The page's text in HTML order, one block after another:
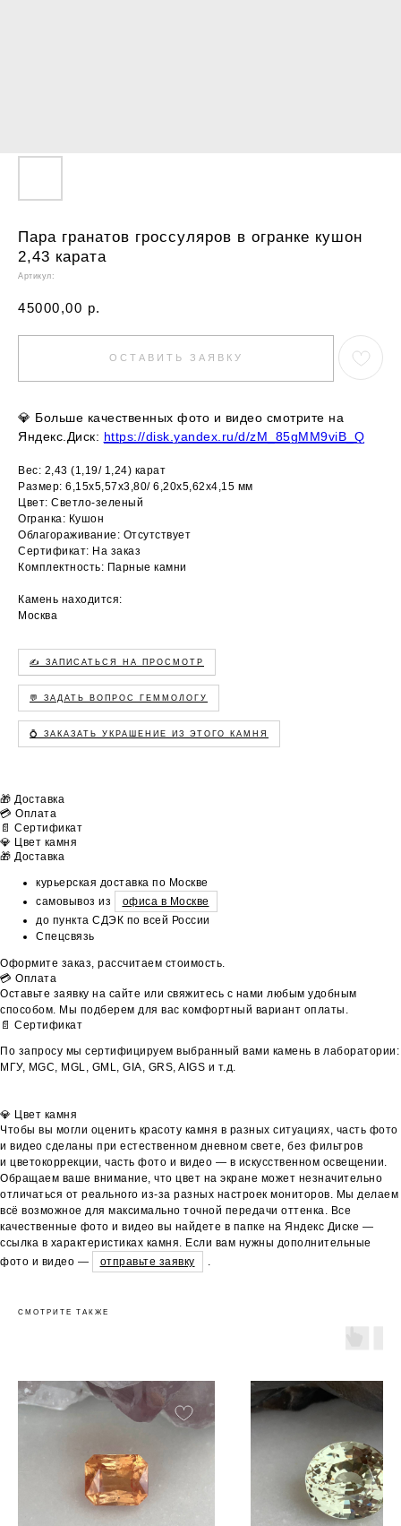
Пара гранатов гроссуляров в огранке кушон
2,43 карата
Артикул:
45000,00 р.
ОСТАВИТЬ ЗАЯВКУ
💎 Больше качественных фото и видео смотрите на
Яндекс.Диск: https://disk.yandex.ru/d/zM_85gMM9viB_Q
Вес: 2,43 (1,19/ 1,24) карат
Размер: 6,15х5,57х3,80/ 6,20х5,62х4,15 мм
Цвет: Светло-зеленый
Огранка: Кушон
Облагораживание: Отсутствует
Сертификат: На заказ
Комплектность: Парные камни
Камень находится:
Москва
✍️ ЗАПИСАТЬСЯ НА ПРОСМОТР
💬 ЗАДАТЬ ВОПРОС ГЕММОЛОГУ
💍 ЗАКАЗАТЬ УКРАШЕНИЕ ИЗ ЭТОГО КАМНЯ
🎁 Доставка
💳 Оплата
📄 Сертификат
💎 Цвет камня
🎁 Доставка
курьерская доставка по Москве
самовывоз из
офиса в Москве
до пункта СДЭК по всей России
Спецсвязь
Оформите заказ, рассчитаем стоимость.
💳 Оплата
Оставьте заявку на сайте или свяжитесь с нами любым удобным
способом. Мы подберем для вас комфортный вариант оплаты.
📄 Сертификат
По запросу мы сертифицируем выбранный вами камень в лаборатории:
МГУ, MGC, MGL, GML, GIA, GRS, AIGS и т.д.
💎 Цвет камня
Чтобы вы могли оценить красоту камня в разных ситуациях, часть фото
и видео сделаны при естественном дневном свете, без фильтров
и цветокоррекции, часть фото и видео — в искусственном освещении.
Обращаем ваше внимание, что цвет на экране может незначительно
отличаться от реального из-за разных настроек мониторов. Мы делаем
всё возможное для максимально точной передачи оттенка. Все
качественные фото и видео вы найдете в папке на Яндекс Диске —
ссылка в характеристиках камня. Если вам нужны дополнительные
фото и видео —
отправьте заявку
СМОТРИТЕ ТАКЖЕ